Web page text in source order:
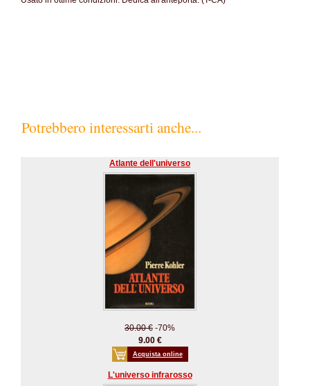
Potrebbero interessarti anche...
Atlante dell'universo
30.00 € -70%
9.00 €
Acquista online
L'universo infrarosso